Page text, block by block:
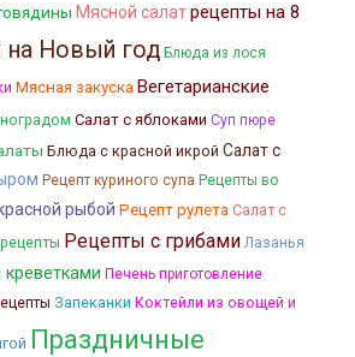
Мясной салатрецепты на 8
на Новый год Блюда из лося
Мясная закуска Вегетарианские
Салат с яблоками Суп пюре
Блюда с красной икрой Салат с
Рецепт куриного супа Рецепты во
рыбой Рецепт рулета Салат с
Рецепты с грибами Лазанья
Печень приготовление
Запеканки Коктейли из овощей и
Праздничные